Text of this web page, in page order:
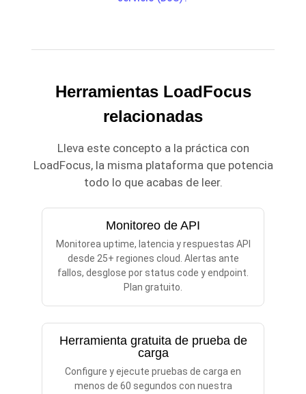
Herramientas LoadFocus
relacionadas
Lleva este concepto a la práctica con
LoadFocus, la misma plataforma que potencia
todo lo que acabas de leer.
Monitoreo de API
Monitorea uptime, latencia y respuestas API
desde 25+ regiones cloud. Alertas ante
fallos, desglose por status code y endpoint.
Plan gratuito.
Herramienta gratuita de prueba de
carga
Configure y ejecute pruebas de carga en
menos de 60 segundos con nuestra